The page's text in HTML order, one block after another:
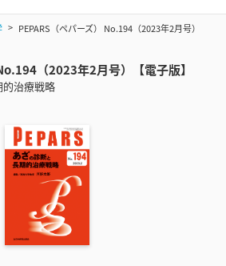
PEPARS（ペパーズ） No.194（2023年2月号）
（2023年2月号）【電子版】
的治療戦略